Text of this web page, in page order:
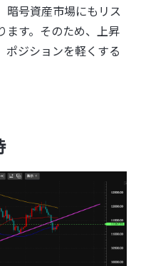
暗号資産市場にもリス
ます。そのため、上昇
ポジションを軽くする